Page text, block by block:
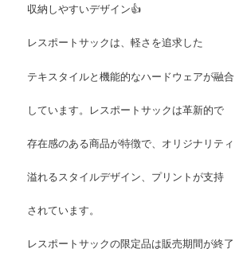
収納しやすいデザイン👍
レスポートサックは、軽さを追求した
テキスタイルと機能的なハードウェアが融合
しています。レスポートサックは革新的で
存在感のある商品が特徴で、オリジナリティ
溢れるスタイルデザイン、プリントが支持
されています。
レスポートサックの限定品は販売期間が終了